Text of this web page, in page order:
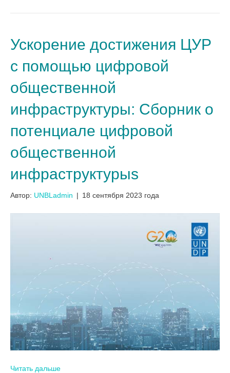
Ускорение достижения ЦУР
с помощью цифровой
общественной
инфраструктуры: Сборник о
потенциале цифровой
общественной
инфраструктурыs
Автор: UNBLadmin | 18 сентября 2023 года
Читать дальше